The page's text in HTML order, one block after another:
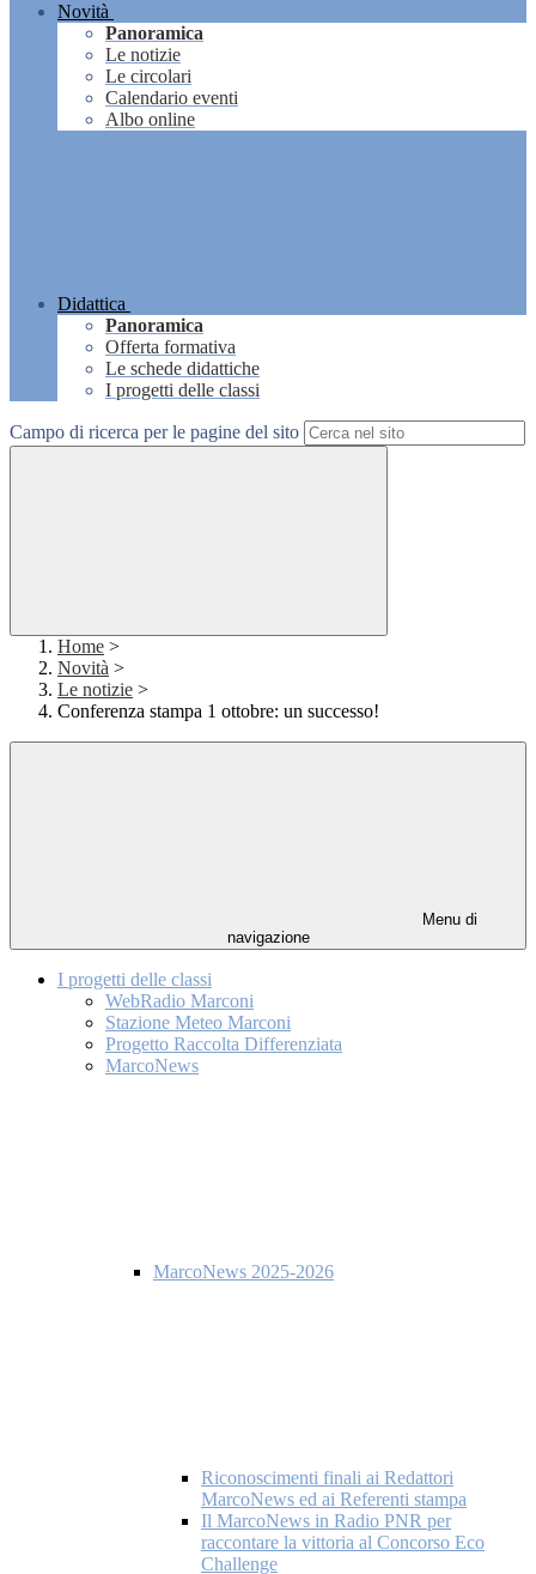
Novità
Panoramica
Le notizie
Le circolari
Calendario eventi
Albo online
Didattica
Panoramica
Offerta formativa
Le schede didattiche
I progetti delle classi
Campo di ricerca per le pagine del sito
Home >
Novità >
Le notizie >
Conferenza stampa 1 ottobre: un successo!
Menu di
navigazione
I progetti delle classi
WebRadio Marconi
Stazione Meteo Marconi
Progetto Raccolta Differenziata
MarcoNews
MarcoNews 2025-2026
Riconoscimenti finali ai Redattori
MarcoNews ed ai Referenti stampa
Il MarcoNews in Radio PNR per
raccontare la vittoria al Concorso Eco
Challenge